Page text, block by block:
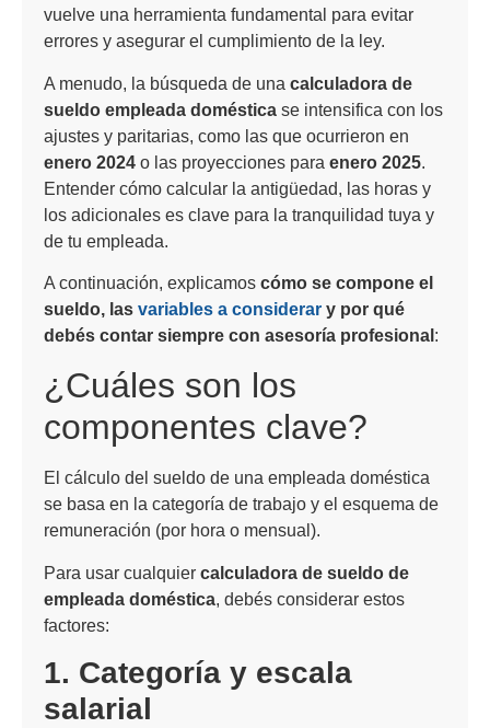
vuelve una herramienta fundamental para evitar
errores y asegurar el cumplimiento de la ley.
A menudo, la búsqueda de una calculadora de
sueldo empleada doméstica se intensifica con los
ajustes y paritarias, como las que ocurrieron en
enero 2024 o las proyecciones para enero 2025.
Entender cómo calcular la antigüedad, las horas y
los adicionales es clave para la tranquilidad tuya y
de tu empleada.
A continuación, explicamos cómo se compone el
sueldo, las variables a considerar y por qué
debés contar siempre con asesoría profesional :
¿Cuáles son los
componentes clave?
El cálculo del sueldo de una empleada doméstica
se basa en la categoría de trabajo y el esquema de
remuneración (por hora o mensual).
Para usar cualquier calculadora de sueldo de
empleada doméstica, debés considerar estos
factores:
1. Categoría y escala
salarial